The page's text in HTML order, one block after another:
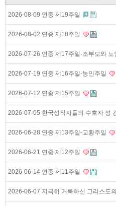
2026-08-09 연중 제19주일
2026-08-02 연중 제18주일
2026-07-26 연중 제17주일-조부모와 노
2026-07-19 연중 제16주일-농민주일
2026-07-12 연중 제15주일
2026-07-05 한국성직자들의 수호자 성
2026-06-28 연중 제13주일-교황주일
2026-06-21 연중 제12주일
2026-06-14 연중 제11주일
2026-06-07 지극히 거룩하신 그리스도